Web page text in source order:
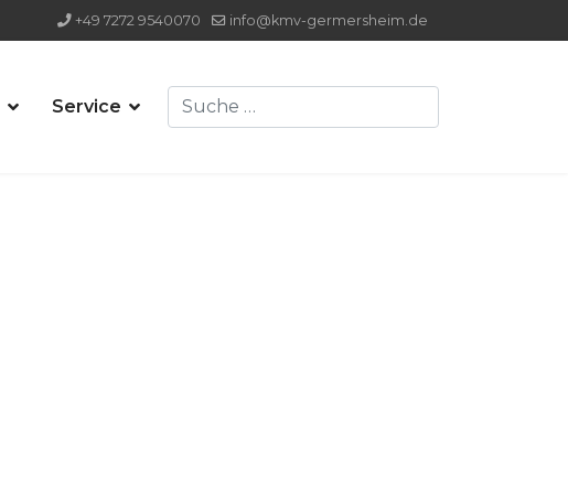
+49 7272 9540070 info@kmv-germersheim.de
Service Suchen